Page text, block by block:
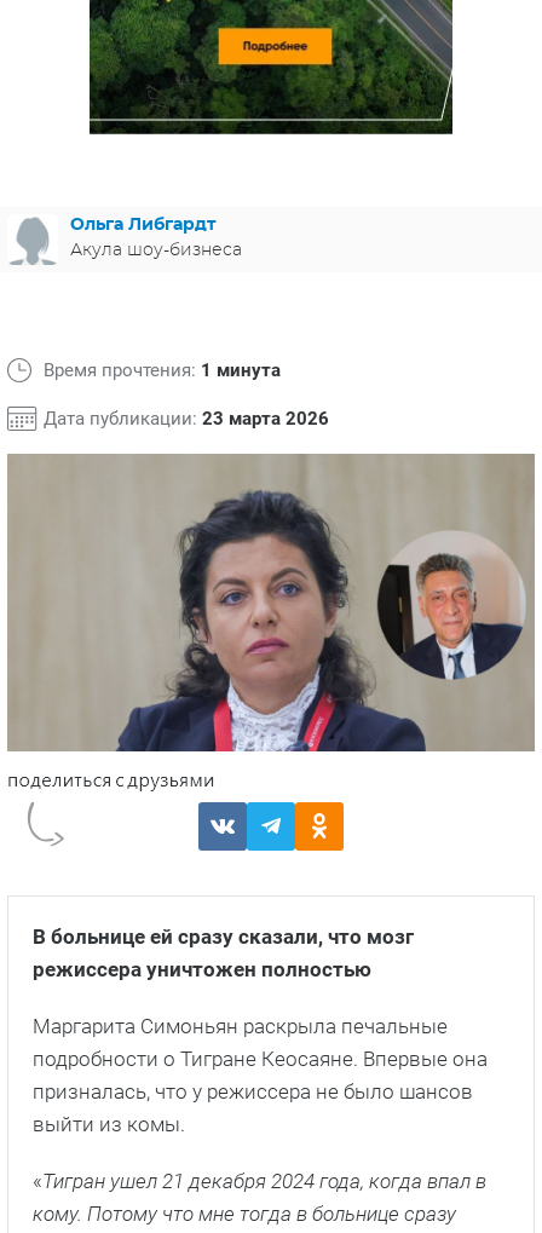
МЕЛОДРАМЫ
ИСПАНИЯ
ГЕРМАНИЯ
СВЕТСКИЕ НОВОСТИ
СПОЙЛЕРЫ ИЗ СЕРИАЛОВ
Ольга Либгардт
Акула шоу-бизнеса
Время прочтения: 1 минута
Дата публикации: 23 марта 2026
В больнице ей сразу сказали, что мозг
режиссера уничтожен полностью
Маргарита Симоньян раскрыла печальные
подробности о Тигране Кеосаяне. Впервые она
призналась, что у режиссера не было шансов
выйти из комы.
«Тигран ушел 21 декабря 2024 года, когда впал в
кому. Потому что мне тогда в больнице сразу